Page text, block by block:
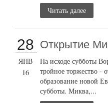
Читать далее
28
ЯНВ
16
Открытие
На исходе субботы
тройное торжество -
образование новой
субботы. Миква,...